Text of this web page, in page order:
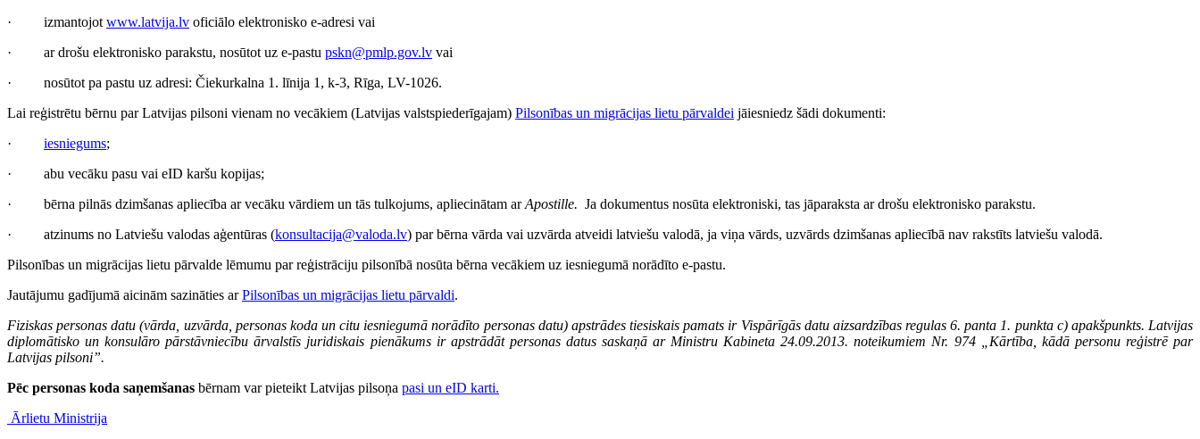
· izmantojot www.latvija.lv oficiālo elektronisko e-adresi vai
· ar drošu elektronisko parakstu, nosūtot uz e-pastu pskn@pmlp.gov.lv vai
· nosūtot pa pastu uz adresi: Čiekurkalna 1. līnija 1, k-3, Rīga, LV-1026.
Lai reģistrētu bērnu par Latvijas pilsoni vienam no vecākiem (Latvijas valstspiederīgajam) Pilsonības un migrācijas lietu pārvaldei jāiesniedz šādi dokumenti:
· iesniegums;
· abu vecāku pasu vai eID karšu kopijas;
· bērna pilnās dzimšanas apliecība ar vecāku vārdiem un tās tulkojums, apliecinātam arApostille. Ja dokumentus nosūta elektroniski, tas jāparaksta ar drošu elektronisko parakstu.
· atzinums no Latviešu valodas aģentūras (konsultacija@valoda.lv) par bērna vārda vai uzvārda atveidi latviešu valodā, ja viņa vārds, uzvārds dzimšanas apliecībā nav rakstīts latviešu valodā.
Pilsonības un migrācijas lietu pārvalde lēmumu par reģistrāciju pilsonībā nosūta bērna vecākiem uz iesniegumā norādīto e-pastu.
Jautājumu gadījumā aicinām sazināties arPilsonības un migrācijas lietu pārvaldi.
Fiziskas personas datu (vārda, uzvārda, personas koda un citu iesniegumā norādīto personas datu) apstrādes tiesiskais pamats ir Vispārīgās datu aizsardzības regulas 6. panta 1. punkta c) apakšpunkts. Latvijas
diplomātisko un konsulāro pārstāvniecību ārvalstīs juridiskais pienākums ir apstrādāt personas datus saskaņā ar Ministru Kabineta 24.09.2013. noteikumiem Nr. 974 „Kārtība, kādā personu reģistrē par
Latvijas pilsoni”.
Pēc personas koda saņemšanas bērnam var pieteikt Latvijas pilsoņa pasi un eID karti.
Ārlietu Ministrija